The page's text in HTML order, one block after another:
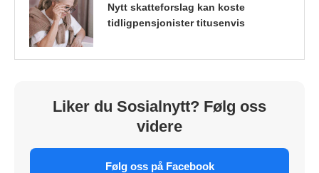
Nytt skatteforslag kan koste
tidligpensjonister titusenvis
Liker du Sosialnytt? Følg oss
videre
Følg oss på Facebook